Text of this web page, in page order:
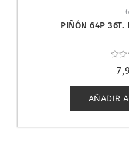
PIÑÓN 64P 36T.
con
de
5
AÑADIR